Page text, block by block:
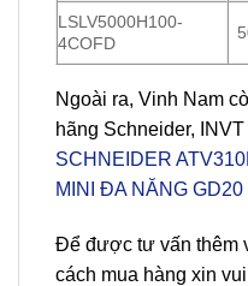
LSLV5000H100-
4COFD
Ngoài ra, Vinh Nam
hãng Schneider,
SCHNEIDER
MINI ĐA NĂNG GD20
Để được tư vấn thêm
cách mua hàng xin